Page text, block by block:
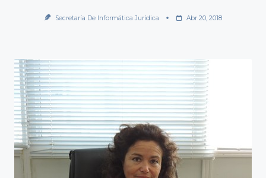
Secretaría De Informática Jurídica Abr 20, 2018